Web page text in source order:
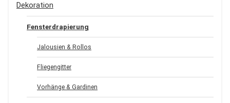
Dekoration
Fensterdrapierung
Jalousien & Rollos
Fliegengitter
Vorhänge & Gardinen